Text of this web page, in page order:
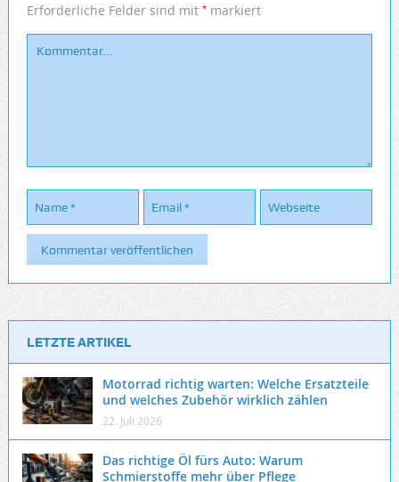
Erforderliche Felder sind mit *markiert
LETZTE ARTIKEL
Motorrad richtig warten: Welche Ersatzteile
und welches Zubehör wirklich zählen
22. Juli 2026
Das richtige Öl fürs Auto: Warum
Schmierstoffe mehr über Pflege